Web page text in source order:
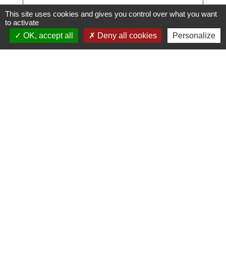
How to register a foreign company in
France?
Urssaf
This site uses cookies and gives you control over what you want
to activate
OK, accept all
Deny all cookies Personalize